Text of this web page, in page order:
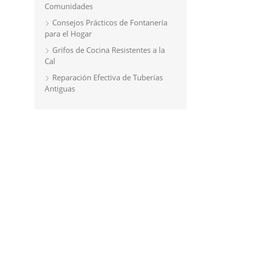
Comunidades
Consejos Prácticos de Fontanería
para el Hogar
Grifos de Cocina Resistentes a la
Cal
Reparación Efectiva de Tuberías
Antiguas